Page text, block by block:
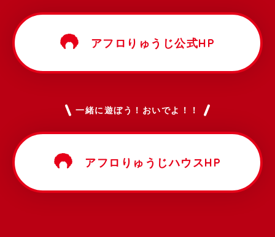
アフロりゅうじ公式HP
一緒に遊ぼう！おいでよ！！
アフロりゅうじハウスHP